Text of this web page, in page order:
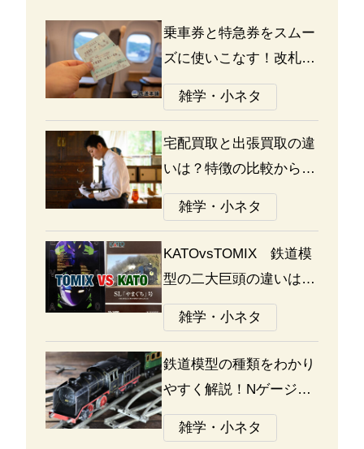
乗車券と特急券をスムー
ズに使いこなす！改札の
通り方ガイド
雑学・小ネタ
宅配買取と出張買取の違
いは？特徴の比較から探
る選び方のポイント
雑学・小ネタ
KATOvsTOMIX 鉄道模
型の二大巨頭の違いは何
か？あなたはどっち派？
雑学・小ネタ
鉄道模型の種類をわかり
やすく解説！Nゲージ、
Oゲージ、Zゲージなど
の違いについて
雑学・小ネタ